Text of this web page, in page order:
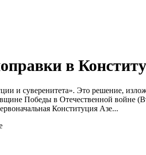
в
и суверенитета». Это решение,
Победы в Отечественной войне
Конституция Азе...